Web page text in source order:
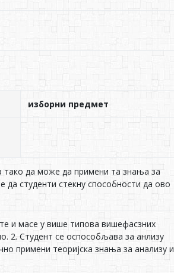
изборни предмет
да може да примени та знања за
студенти стекну способности да ово
и масе у више типова вишефасзних
2. Студент се оспособљава за анлизу
примени теоријска знања за анализу и